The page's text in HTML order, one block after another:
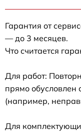
Гарантия от
— до 3 месяцев.
Что считается
Для работ:
прямо обусловлен
(например,
Для